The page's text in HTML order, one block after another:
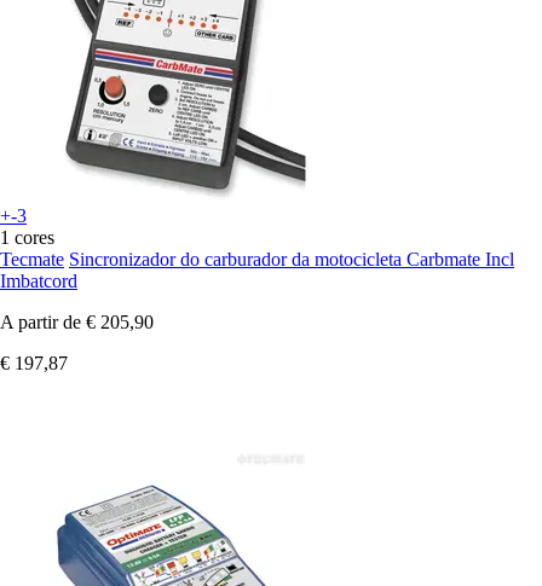
+-3
1 cores
Tecmate Sincronizador do carburador da motocicleta Carbmate Incl
Imbatcord
A partir de € 205,90
€ 197,87